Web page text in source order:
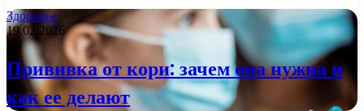
Здоровье
19.02.2026
Прививка от кори: зачем она нужна и
как ее делают